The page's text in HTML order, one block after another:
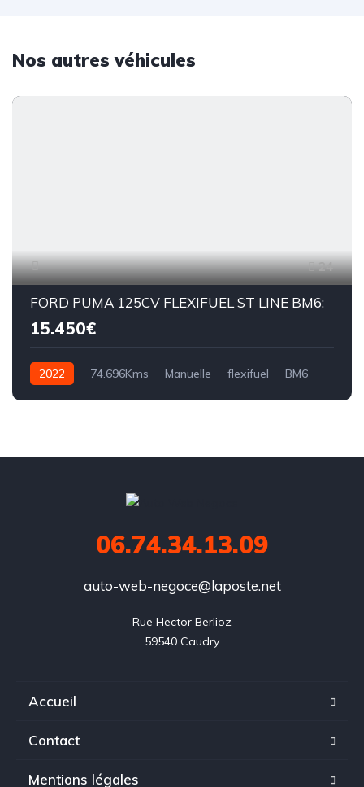
Nos autres véhicules
24
FORD PUMA 125CV FLEXIFUEL ST LINE BM6:
15.450€
2022 74.696Kms Manuelle flexifuel BM6
06.74.34.13.09
auto-web-negoce@laposte.net
Rue Hector Berlioz
59540 Caudry
Accueil
Contact
Mentions légales